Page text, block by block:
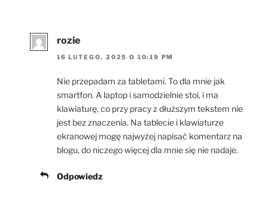
rozie
16 LUTEGO, 2025 O 10:19 PM
Nie przepadam za tabletami. To dla mnie jak
smartfon. A laptop i samodzielnie stoi, i ma
klawiaturę, co przy pracy z dłuższym tekstem nie
jest bez znaczenia. Na tablecie i klawiaturze
ekranowej mogę najwyżej napisać komentarz na
blogu, do niczego więcej dla mnie się nie nadaje.
Odpowiedz